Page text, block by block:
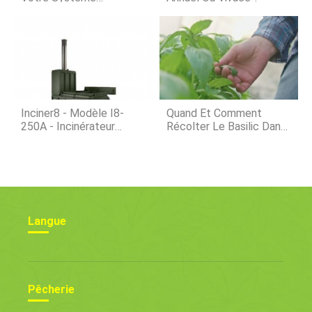
Inciner8 - Modèle I8-
250A - Incinérateur
Quand Et Comment
Récolter Le Basilic Dans
Langue
Pêcherie